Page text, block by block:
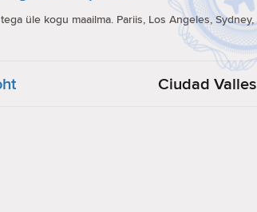
üle kogu maailma. Pariis, Los Angeles, Sydney,
Ciudad Valles